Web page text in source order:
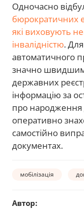
Одночасно
бюрократичних
які виховують
інвалідністю. Для
автоматичного
значно швидшим
державних
інформацію за
про народження
оперативно
самостійно
документах.
мобілізація
Автор: